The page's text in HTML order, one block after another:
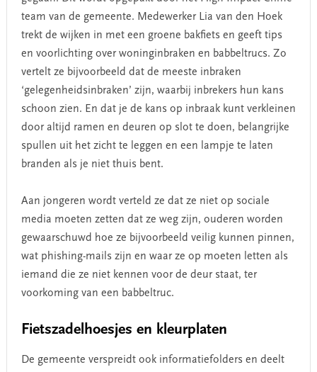
team van de gemeente. Medewerker Lia van den Hoek
trekt de wijken in met een groene bakfiets en geeft tips
en voorlichting over woninginbraken en babbeltrucs. Zo
vertelt ze bijvoorbeeld dat de meeste inbraken
‘gelegenheidsinbraken’ zijn, waarbij inbrekers hun kans
schoon zien. En dat je de kans op inbraak kunt verkleinen
door altijd ramen en deuren op slot te doen, belangrijke
spullen uit het zicht te leggen en een lampje te laten
branden als je niet thuis bent.
Aan jongeren wordt verteld ze dat ze niet op sociale
media moeten zetten dat ze weg zijn, ouderen worden
gewaarschuwd hoe ze bijvoorbeeld veilig kunnen pinnen,
wat phishing-mails zijn en waar ze op moeten letten als
iemand die ze niet kennen voor de deur staat, ter
voorkoming van een babbeltruc.
Fietszadelhoesjes en kleurplaten
De gemeente verspreidt ook informatiefolders en deelt